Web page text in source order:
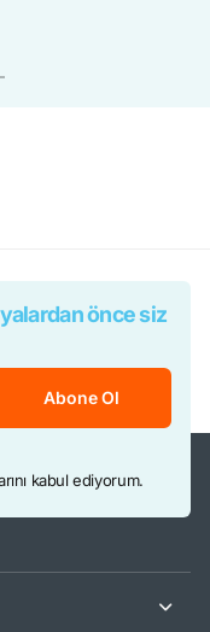
önce siz
Abone Ol
kabul ediyorum.